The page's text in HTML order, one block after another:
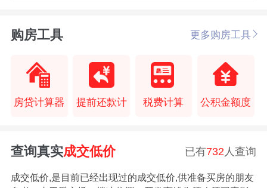
购房工具 更多购房工具
房贷计算器 提前还款计 税费计算 公积金额度
查询真实成交低价 已有732 人查询
成交低价,是目前已经出现过的成交低价,供准备买房的朋友